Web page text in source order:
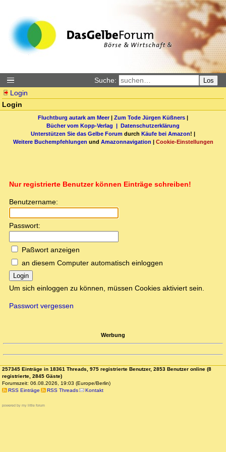
Suche: Los
Login
Login
Fluchtburg autark am Meer| Zum Tode Jürgen Küßners |
Bücher vom Kopp-Verlag | Datenschutzerklärung
Unterstützen Sie das Gelbe Forum durch Käufe bei Amazon! |
Weitere Buchempfehlungen und Amazonnavigation | Cookie-Einstellungen
Nur registrierte Benutzer können Einträge schreiben!
Benutzername:
Passwort:
Paßwort anzeigen
an diesem Computer automatisch einloggen
Login
Um sich einloggen zu können, müssen Cookies aktiviert sein.
Passwort vergessen
Werbung
257345 Einträge in 18361 Threads, 975 registrierte Benutzer, 2853 Benutzer online (8
registrierte, 2845 Gäste)
Forumszeit: 06.08.2026, 19:03 (Europe/Berlin)
RSS Einträge
RSS Threads Kontakt
powered by my little forum